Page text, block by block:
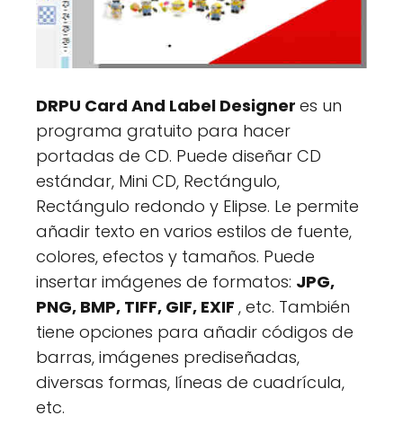
DRPU Card And Label Designer es un
programa gratuito para hacer
portadas de CD. Puede diseñar CD
estándar, Mini CD, Rectángulo,
Rectángulo redondo y Elipse. Le permite
añadir texto en varios estilos de fuente,
colores, efectos y tamaños. Puede
insertar imágenes de formatos: JPG,
PNG, BMP, TIFF, GIF, EXIF , etc. También
tiene opciones para añadir códigos de
barras, imágenes prediseñadas,
diversas formas, líneas de cuadrícula,
etc.